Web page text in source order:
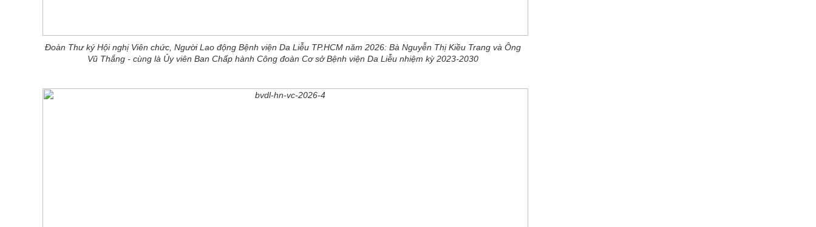
Đoàn Thư ký Hội nghị Viên chức, Người Lao động Bệnh viện Da Liễu TP.HCM năm 2026: Bà Nguyễn Thị Kiều Trang và Ông
Vũ Thắng - cùng là Ủy viên Ban Chấp hành Công đoàn Cơ sở Bệnh viện Da Liễu nhiệm kỳ 2023-2030